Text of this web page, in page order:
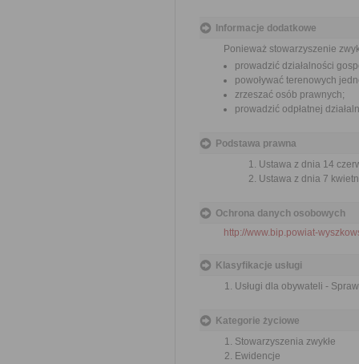
Informacje dodatkowe
Ponieważ stowarzyszenie
prowadzić działalności
powoływać terenowych
zrzeszać osób prawnych;
prowadzić odpłatnej
Podstawa prawna
Ustawa z dnia 14
Ustawa z dnia 7
Ochrona danych osobowych
http://www.bip.powiat-
Klasyfikacje usługi
Usługi dla obywateli -
Kategorie życiowe
Stowarzyszenia zwykłe
Ewidencje